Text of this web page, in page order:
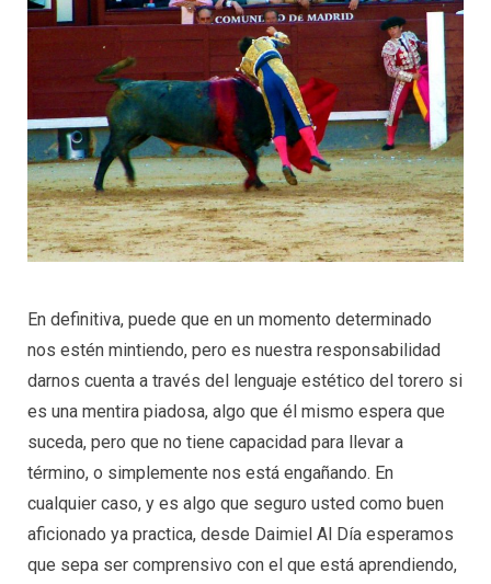
En definitiva, puede que en un momento determinado
nos estén mintiendo, pero es nuestra responsabilidad
darnos cuenta a través del lenguaje estético del torero si
es una mentira piadosa, algo que él mismo espera que
suceda, pero que no tiene capacidad para llevar a
término, o simplemente nos está engañando. En
cualquier caso, y es algo que seguro usted como buen
aficionado ya practica, desde Daimiel Al Día esperamos
que sepa ser comprensivo con el que está aprendiendo,